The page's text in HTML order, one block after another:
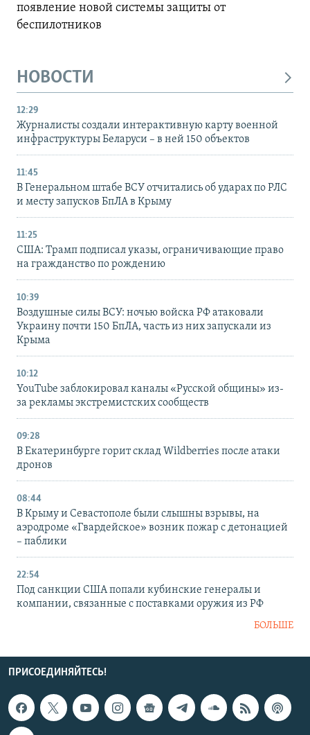
появление новой системы защиты от
беспилотников
НОВОСТИ
12:29
Журналисты создали интерактивную карту военной
инфраструктуры Беларуси – в ней 150 объектов
11:45
В Генеральном штабе ВСУ отчитались об ударах по РЛС
и месту запусков БпЛА в Крыму
11:25
США: Трамп подписал указы, ограничивающие право
на гражданство по рождению
10:39
Воздушные силы ВСУ: ночью войска РФ атаковали
Украину почти 150 БпЛА, часть из них запускали из
Крыма
10:12
YouTube заблокировал каналы «Русской общины» из-
за рекламы экстремистских сообществ
09:28
В Екатеринбурге горит склад Wildberries после атаки
дронов
08:44
В Крыму и Севастополе были слышны взрывы, на
аэродроме «Гвардейское» возник пожар с детонацией
– паблики
22:54
Под санкции США попали кубинские генералы и
компании, связанные с поставками оружия из РФ
БОЛЬШЕ
ПРИСОЕДИНЯЙТЕСЬ!